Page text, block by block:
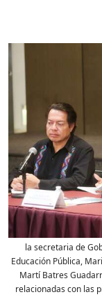
la secretaria de
Educación Pública,
Martí Batres
relacionadas con las